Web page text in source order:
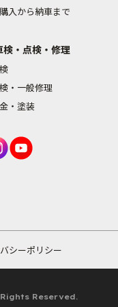
入から納車まで
検・点検・修理
・一般修理
・塗装
シーポリシー
Rights Reserved.